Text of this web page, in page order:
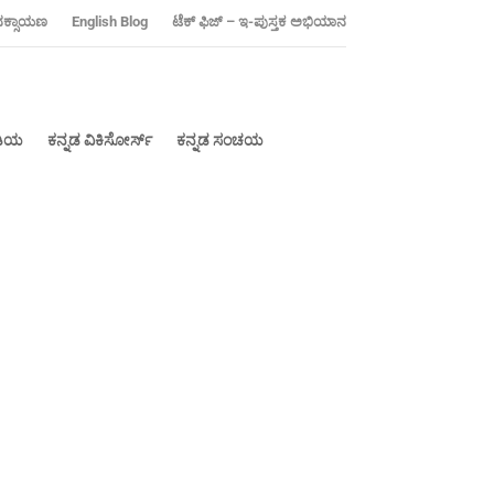
‍English Blog ಟೆಕ್ ಫಿಜ್ – ಇ-ಪುಸ್ತಕ ಅಭಿಯಾನ
ಕನ್ನಡ ವಿಕಿಸೋರ್ಸ್ ಕನ್ನಡ ಸಂಚಯ